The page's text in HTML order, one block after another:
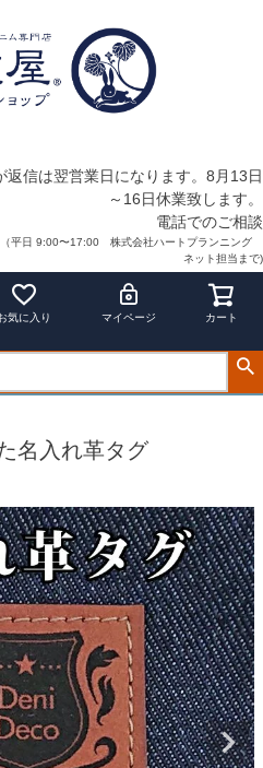
信は翌営業日になります。8月13日
～16日休業致します。
電話でのご相談
（平日 9:00〜17:00 株式会社ハートプランニング
ネット担当まで)
気に入り マイページ カート
名入れ革タグ